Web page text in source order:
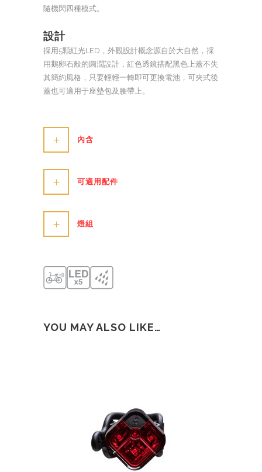
隨機閃四種模式。
設計
採用5顆紅光LED，外觀設計概念源自於大自然，採
用鵝卵石般的圓潤設計，紅色透鏡搭配黑色上蓋不失
其簡約風格，只要輕輕一轉即可更換電池，可夾式後
蓋也可適用于座墊包及腰帶上。
內含
可適用配件
燈組
YOU MAY ALSO LIKE…